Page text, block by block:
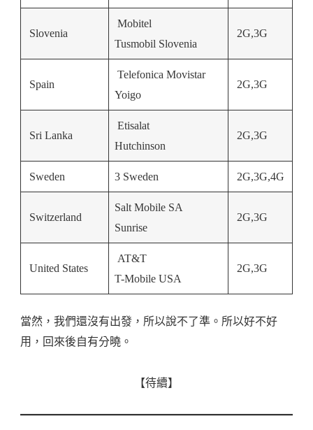
Slovenia
Mobitel
Tusmobil Slovenia
2G,3G
Spain
Telefonica Movistar
Yoigo
2G,3G
Sri Lanka
Etisalat
Hutchinson
2G,3G
Sweden 3 Sweden 2G,3G,4G
Switzerland
Salt Mobile SA
Sunrise
2G,3G
United States
AT&T
T-Mobile USA
2G,3G
當然，我們還沒有出發，所以說不了準。所以好不好
用，回來後自有分曉。
【待續】